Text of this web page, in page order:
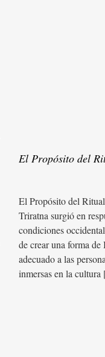
El Propósito del
El Propósito del
Triratna surgió en
condiciones
de crear una forma
adecuado a las
inmersas en la cultura